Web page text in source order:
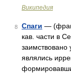
Википедия
8 Спаги —
кав. части в
заимствовано
являлись